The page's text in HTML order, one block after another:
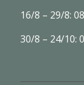
16/8 – 29/8:
30/8 – 24/10: